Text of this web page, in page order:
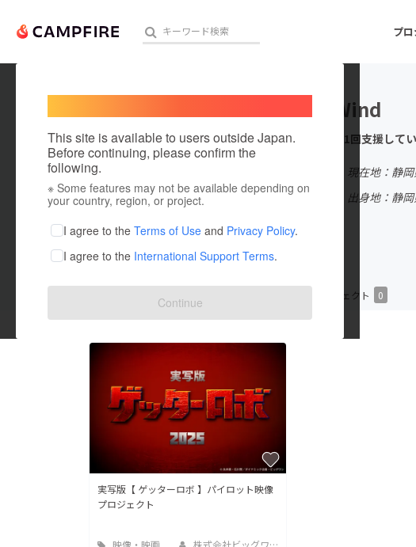
プ
人気のプロジェクト 注目のリターン
アート・写真 音楽
テクノロジー・ガジェット
映像・映画
ビジネス・起業
チャ
まちづくり・地域活性化
This site is available to users outside Japan.
Before continuing, please confirm the
following.
※ Some features may not be available depending on
your country, region, or project.
I agree to the Terms of Use and Privacy Policy.
I agree to the International Support Terms.
Continue
World Wind
これまでに1回支援して
現在地：静
出身国：日本
出身地：静
プロジェクト 0
実写版【 ゲッターロボ 】パイロット映像
プロジェクト
映像・映画
株式会社ビッグワン